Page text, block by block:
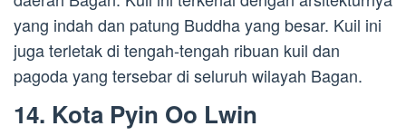
yang indah dan patung Buddha yang besar. Kuil ini
juga terletak di tengah-tengah ribuan kuil dan
pagoda yang tersebar di seluruh wilayah Bagan.
14. Kota Pyin Oo Lwin